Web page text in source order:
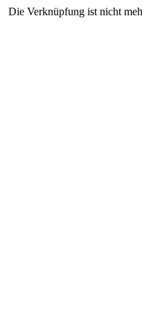
Die Verknüpfung ist nicht